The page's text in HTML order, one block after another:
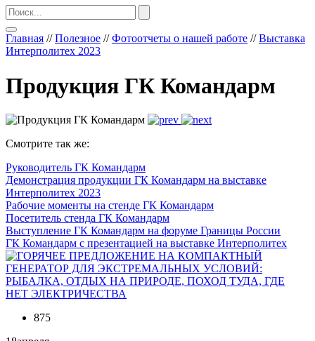
Главная //Полезное //Фотоотчеты о нашей работе //Выставка
Интерполитех 2023
Продукция ГК Командарм
Смотрите так же:
Руководитель ГК Командарм
Демонстрация продукции ГК Командарм на выставке
Интерполитех 2023
Рабочие моменты на стенде ГК Командарм
Посетитель стенда ГК Командарм
Выступление ГК Командарм на форуме Границы России
ГК Командарм с презентацией на выставке Интерполитех
875